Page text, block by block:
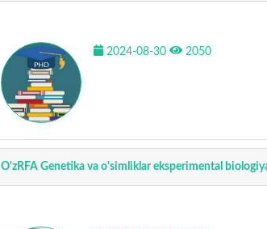
2024-08-30 2050
O'zRFA Genetika va o'simliklar eksperimental